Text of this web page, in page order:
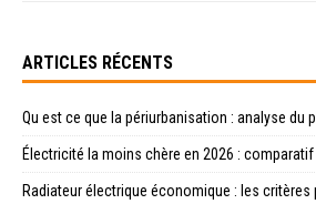
ARTICLES RÉCENTS
Qu est ce que la périurbanisation : analyse du
Électricité la moins chère en 2026 :
Radiateur électrique économique : les critères